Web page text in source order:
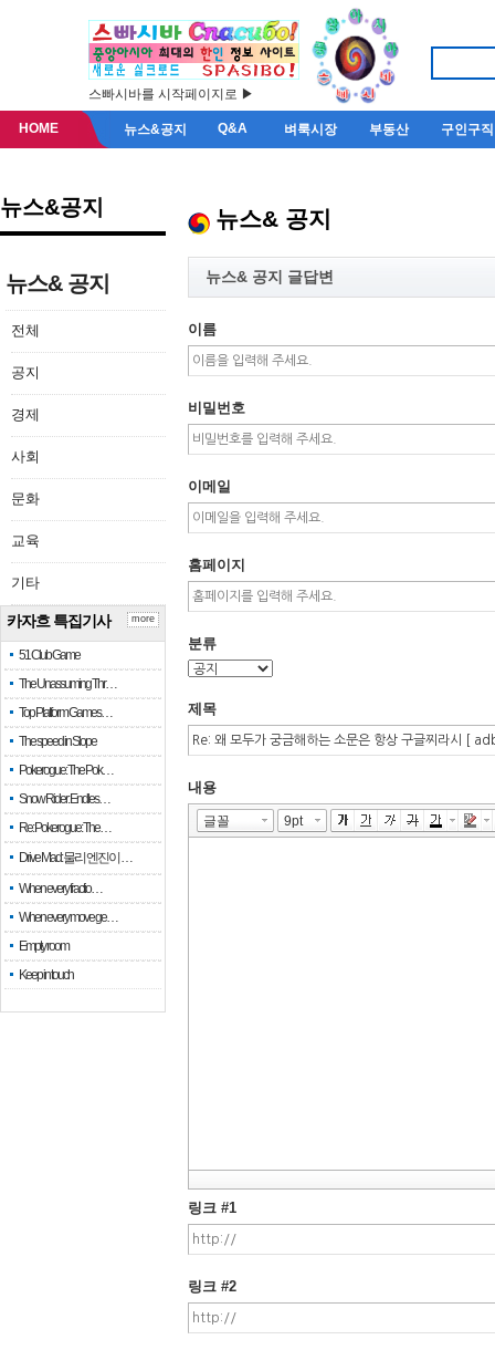
스빠시바를 시작페이지로 ▶
HOME 뉴스&공지 Q&A 벼룩시장 부동산 구인구직
뉴스&공지
뉴스& 공지
전체
공지
경제
사회
문화
교육
기타
카자흐 특집기사
51 Club Game
The Unassuming Thr…
Top Platform Games…
The speed in Slope
Pokerogue: The Pok…
Snow Rider: Endles…
Re: Pokerogue: The…
Drive Mad: 물리 엔진이 …
When every fractio…
When every move ge…
Empty room
Keep in touch
more
뉴스& 공지
뉴스& 공지 글답변
이름
비밀번호
이메일
홈페이지
분류
제목
내용
링크 #1
링크 #2